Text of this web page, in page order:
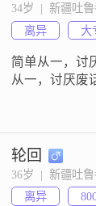
34岁  |  新疆吐鲁
离异
大
简单从一，讨
从一，讨厌废
轮回
36岁  |  新疆吐鲁
离异